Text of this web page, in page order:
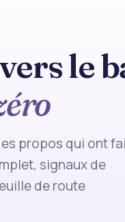
le
propos qui ont
signaux de
de route